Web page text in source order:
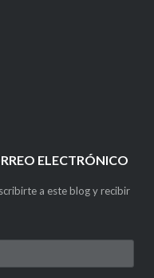
ELECTRÓNICO
a este blog y recibir